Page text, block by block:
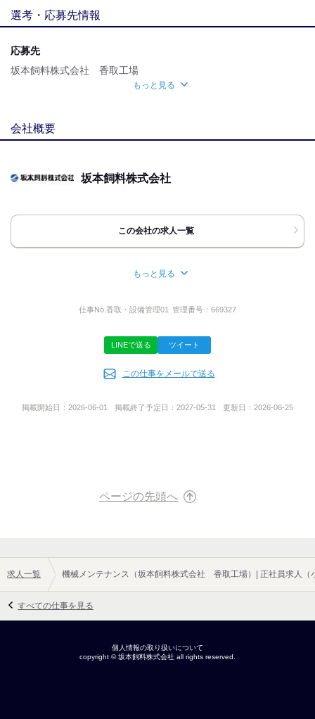
○永年勤続表彰
○予防接種補助
○受動喫煙防止取り組み：屋内禁煙
★おさかな好きが多いので
魅力的な待遇
交通費有
選考・応募先情報
応募先
坂本飼料株式会社 香取工場
[最寄駅]
千葉県 香取市⁄小見川駅 (車 15分)ほか
千葉県香取市木内1182‐5
地図・アクセス詳細を見る
【お電話での応募】
「バイトルを見た！」とお伝えいただくと
スムーズにご案内ができます。
【WEB応募】（24時間いつでも受付中）
応募後、採用担当より折り返しご連絡させて頂きます。
◆面接・入社日のご相談を承ります。
担当者
もっと見る
会社概要
坂本飼料株式会社
この会社の求人一覧
千葉県銚子市松岸町3-216-1
代表取締役 坂本 浩志
愛媛県宇和島市坂下津甲391‐4
【鹿児島営業所】
鹿児島県鹿児島市鴨池新町5‐6
もっと見る
仕事No. 香取・設備管理01 管理番号： 669327
LINEで送る ツイート
この仕事をメールで送る
掲載開始日： 2026-06-01 掲載終了予定日： 2027-05-31 更新日： 2026-06-25
ページの先頭へ
求人一覧 機械メンテナンス（坂本飼料株式会社 香取工場）| 正社員求人（
すべての仕事を見る
個人情報の取り扱いについて
copyright ©坂本飼料株式会社 all rights reserved.